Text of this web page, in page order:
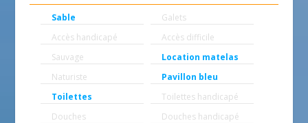
Sable
Galets
Accès handicapé
Accès difficile
Sauvage
Location matelas
Naturiste
Pavillon bleu
Toilettes
Toilettes handicapé
Douches
Douches handicapé